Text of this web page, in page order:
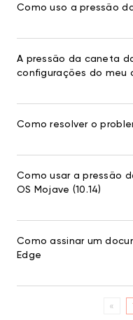
Como uso a pressão
A pressão da caneta
configurações do meu
Como resolver o
Como usar a pressão
OS Mojave (10.14)
Como assinar um
Edge
«